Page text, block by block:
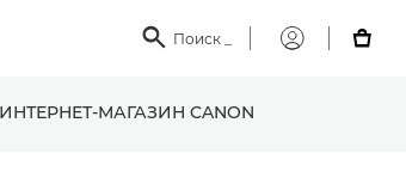
 Поиск
Мой

ИНТЕРНЕТ-МАГАЗИН CANON